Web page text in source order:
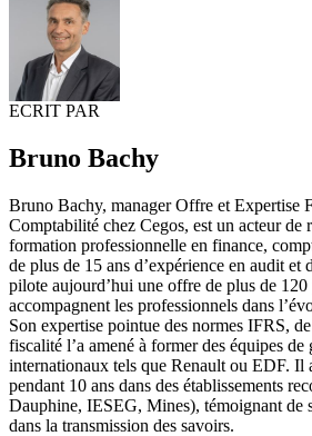
ECRIT PAR
Bruno Bachy
Bruno Bachy, manager Offre et Expertise
Comptabilité chez Cegos, est un acteur de
formation professionnelle en finance,
de plus de 15 ans d’expérience en audit
pilote aujourd’hui une offre de plus de
accompagnent les professionnels dans
Son expertise pointue des normes IFRS,
fiscalité l’a amené à former des équipes de
internationaux tels que Renault ou EDF. Il
pendant 10 ans dans des établissements
Dauphine, IESEG, Mines), témoignant de
dans la transmission des savoirs.